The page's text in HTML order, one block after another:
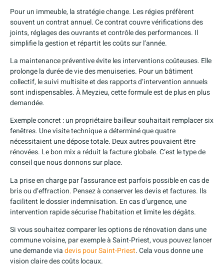
Pour un immeuble, la stratégie change. Les régies préfèrent
souvent un contrat annuel. Ce contrat couvre vérifications des
joints, réglages des ouvrants et contrôle des performances. Il
simplifie la gestion et répartit les coûts sur l’année.
La maintenance préventive évite les interventions coûteuses. Elle
prolonge la durée de vie des menuiseries. Pour un bâtiment
collectif, le suivi multisite et des rapports d’intervention annuels
sont indispensables. À Meyzieu, cette formule est de plus en plus
demandée.
Exemple concret : un propriétaire bailleur souhaitait remplacer six
fenêtres. Une visite technique a déterminé que quatre
nécessitaient une dépose totale. Deux autres pouvaient être
rénovées. Le bon mix a réduit la facture globale. C’est le type de
conseil que nous donnons sur place.
La prise en charge par l’assurance est parfois possible en cas de
bris ou d’effraction. Pensez à conserver les devis et factures. Ils
facilitent le dossier indemnisation. En cas d’urgence, une
intervention rapide sécurise l’habitation et limite les dégâts.
Si vous souhaitez comparer les options de rénovation dans une
commune voisine, par exemple à Saint-Priest, vous pouvez lancer
une demande viadevis pour Saint-Priest. Cela vous donne une
vision claire des coûts locaux.